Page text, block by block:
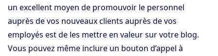
un excellent moyen de promouvoir le personnel
auprès de vos nouveaux clients auprès de vos
employés est de les mettre en valeur sur votre blog.
Vous pouvez même inclure un bouton d’appel à